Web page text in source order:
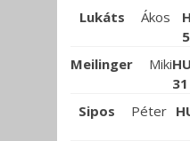
Lukáts
Ákos
Meilinger
Miki
31
Sipos Péter